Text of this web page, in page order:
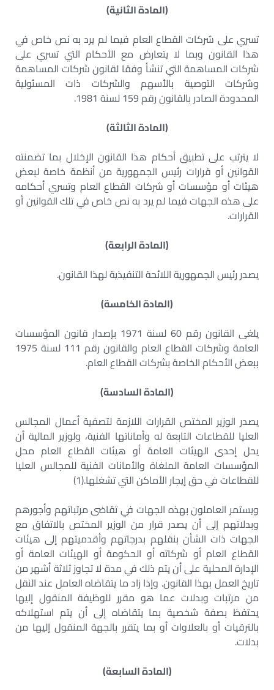
(المادة الثانية)
تسري على شركات القطاع العام فيما لم يرد به نص خاص في
هذا القانون وبما لا يتعارض مع الأحكام التي تسري على
شركات المساهمة التي تنشأ وفقا لقانون شركات المساهمة
وشركات التوصية بالأسهم والشركات ذات المسئولية
المحدودة الصادر بالقانون رقم 159 لسنة 1981.
(المادة الثالثة)
لا يترتب على تطبيق أحكام هذا القانون الإخلال بما تضمنته
القوانين أو قرارات رئيس الجمهورية من أنظمة خاصة لبعض
هيئات أو مؤسسات أو شركات القطاع العام وتسري أحكامه
على هذه الجهات فيما لم يرد به نص خاص في تلك القوانين أو
القرارات.
(المادة الرابعة)
يصدر رئيس الجمهورية اللائحة التنفيذية لهذا القانون.
(المادة الخامسة)
يلغى القانون رقم 60 لسنة 1971 بإصدار قانون المؤسسات
العامة وشركات القطاع العام والقانون رقم 111 لسنة 1975
ببعض الأحكام الخاصة بشركات القطاع العام.
(المادة السادسة)
يصدر الوزير المختص القرارات اللازمة لتصفية أعمال المجالس
العليا للقطاعات التابعة له وأماناتها الفنية، ولوزير المالية أن
يحل إحدى الهيئات العامة أو هيئات القطاع العام محل
المؤسسات العامة الملغاة والأمانات الفنية للمجالس العليا
للقطاعات في حق إيجار الأماكن التي تشغلها.(1)
ويستمر العاملون بهذه الجهات في تقاضى مرتباتهم وأجورهم
وبدلاتهم إلى أن يصدر قرار من الوزير المختص بالاتفاق مع
الجهات ذات الشأن بنقلهم بدرجاتهم وأقدميتهم إلى هيئات
القطاع العام أو شركاته أو الحكومة أو الهيئات العامة أو
الإدارة المحلية على أن يتم ذلك في مدة لا تجاوز ثلاثة أشهر من
تاريخ العمل بهذا القانون. وإذا زاد ما يتقاضاه العامل عند النقل
من مرتبات وبدلات عما هو مقرر للوظيفة المنقول إليها
يحتفظ بصفة شخصية بما يتقاضاه إلى أن يتم استهلاكه
بالترقيات أو بالعلاوات أو بما يتقرر بالجهة المنقول إليها من
بدلات.
(المادة السابعة)